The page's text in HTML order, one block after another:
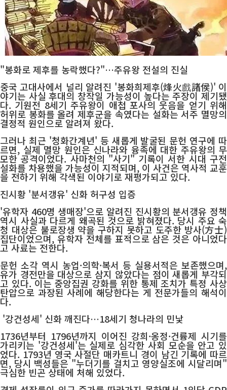
"봉화로 제후를 농락했다?"…주유왕 전설의 진실
중국 고대사에서 널리 알려진 '봉화희제후(烽火戲諸侯)' 이
야기는 사실 후대의 창작일 가능성이 높다는 주장이 제기됐
다. 기원전 8세기 주유왕이 애첩 포사의 웃음을 얻기 위해
허위로 봉화를 올려 제후군을 속였다는 설화는 서주 멸망의
결정적 원인으로 알려져 왔다.
그러나 최근 '청화간계년' 등 새롭게 발굴된 문헌 연구에 따
르면, 실제 멸망 원인은 신나라와 융족에 대한 주유왕의 무
모한 공격이었다. 사마천의 "사기" 기록이 서한 시대 구전
설화를 차용했을 가능성이 지적되며, 이 사건은 역사적 교훈
을 전하기 위해 각색된 이야기로 재평가되고 있다.
진시황 '분서갱유' 신화 허구성 입증
'유학자 460명 생매장'으로 알려진 진시황의 분서갱유 정책
역시 사실과 다르게 왜곡된 것으로 밝혀졌다. 당시 주요 숙
청 대상은 불로장생 약을 구하지 못하고 도주한 방사(方士)
집단이었으며, 유학자 전체를 표적으로 삼은 것은 아니었다
고 사료는 전한다.
문헌 소각 역시 농업·의학·복서 등 실용서적은 보존했으며,
유가 경전만을 대상으로 삼지 않았다는 점이 새롭게 부각되
고 있다. 이는 중앙집권 강화를 위한 통제 조치가 특정 사상
탄압으로 과장된 사례에 해당한다는 게 전문가들의 해석이
다.
'강건성세' 신화 깨진다…18세기 청나라의 민낯
1736년부터 1796년까지 이어진 강희·옹정·건륭제 시기를
가리키는 '강건성세'는 실제로 심각한 사회 모순을 안고 있
었다. 1793년 영국 사절단 매카트니 경이 남긴 기록에 따르
면, 당시 백성들은 "누더기를 걸치고 영양실조에 시달리며"
극심한 빈곤 상태에 처해 있었다.